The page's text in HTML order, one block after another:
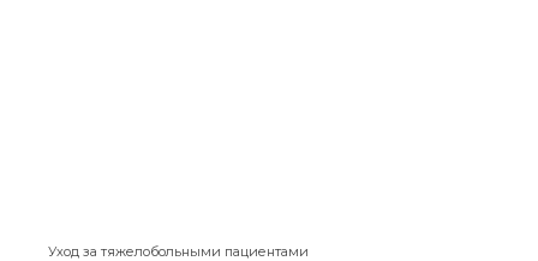
Уход за тяжелобольными пациентами